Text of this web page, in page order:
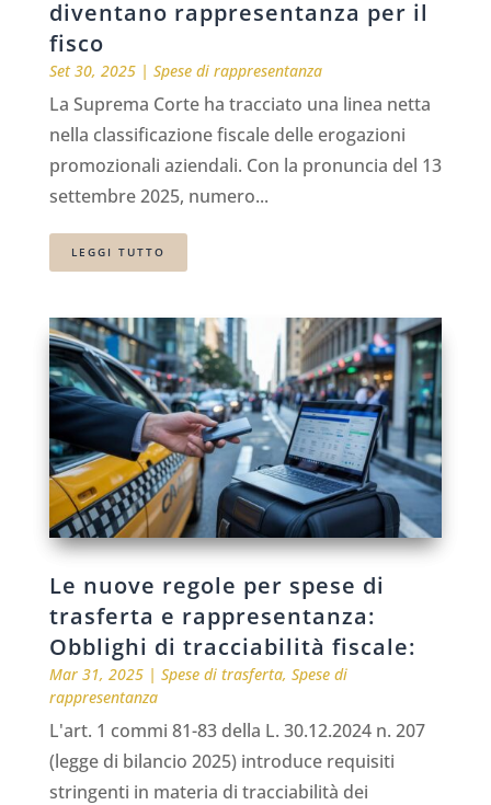
diventano rappresentanza per il
fisco
Set 30, 2025| Spese di rappresentanza
La Suprema Corte ha tracciato una linea netta
nella classificazione fiscale delle erogazioni
promozionali aziendali. Con la pronuncia del 13
settembre 2025, numero...
LEGGI TUTTO
Le nuove regole per spese di
trasferta e rappresentanza:
Obblighi di tracciabilità fiscale:
Mar 31, 2025| Spese di trasferta, Spese di
rappresentanza
L'art. 1 commi 81-83 della L. 30.12.2024 n. 207
(legge di bilancio 2025) introduce requisiti
stringenti in materia di tracciabilità dei